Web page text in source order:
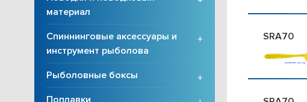
материал
Спиннинговые аксессуары и
инструмент рыболова
+
Рыболовные боксы
+
Поплавки
SRA70